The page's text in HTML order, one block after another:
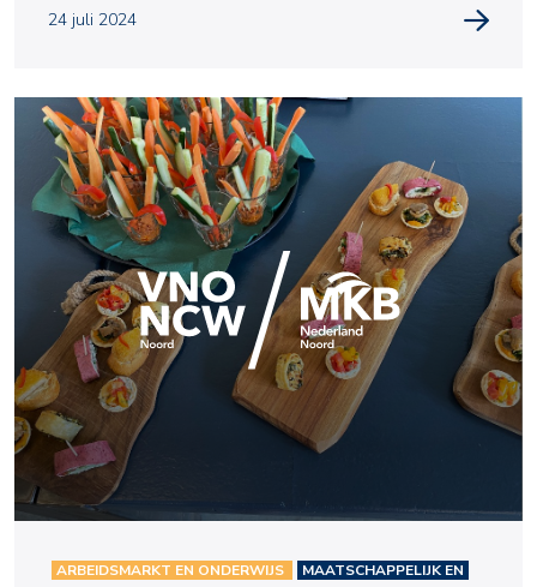
24 juli 2024
ARBEIDSMARKT EN ONDERWIJS
MAATSCHAPPELIJK EN